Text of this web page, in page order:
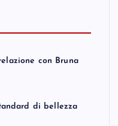
con Bruna
di bellezza